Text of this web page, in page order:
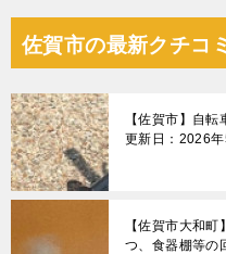
ナ
ビ
ゲ
ー
シ
ョ
ン
佐賀市の最新クチコミ
【佐賀市】自
更新日：2026
【佐賀市大和
つ、食器棚等の